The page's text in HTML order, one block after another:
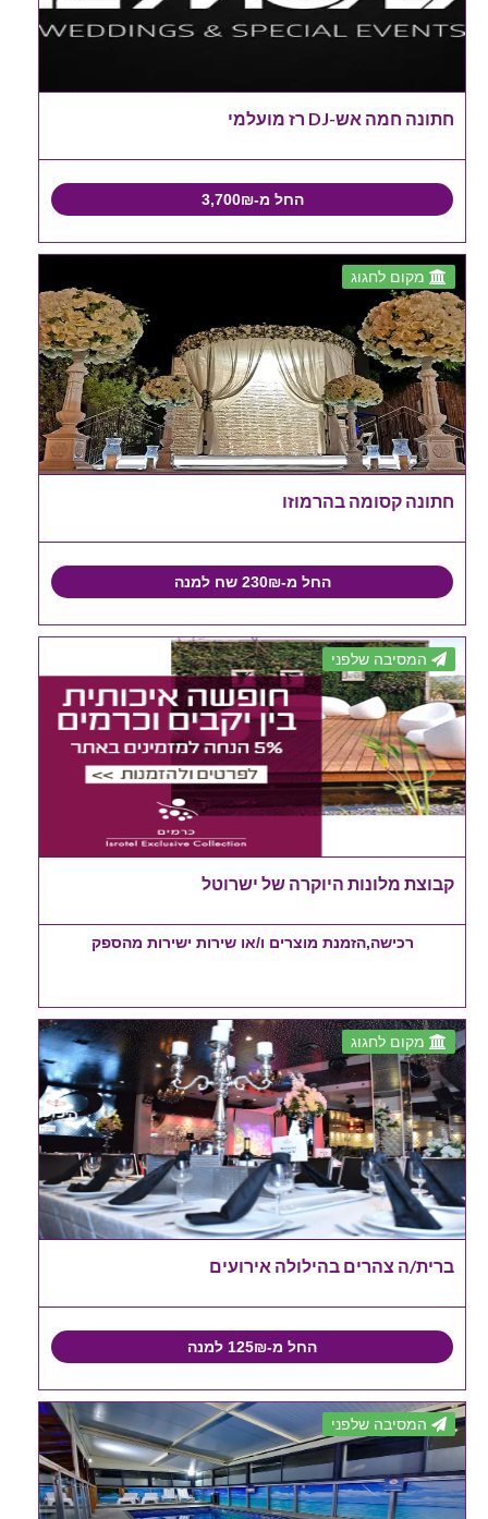
חתונה חמה אש-DJ רז מועלמי
החל מ-3,700₪
מקום לחגוג
חתונה קסומה בהרמוזו
החל מ-230₪ שח למנה
המסיבה שלפני
קבוצת מלונות היוקרה של ישרוטל
רכישה,הזמנת מוצרים ו/או שירות ישירות מהספק
מקום לחגוג
ברית/ה צהרים בהילולה אירועים
החל מ-125₪ למנה
המסיבה שלפני